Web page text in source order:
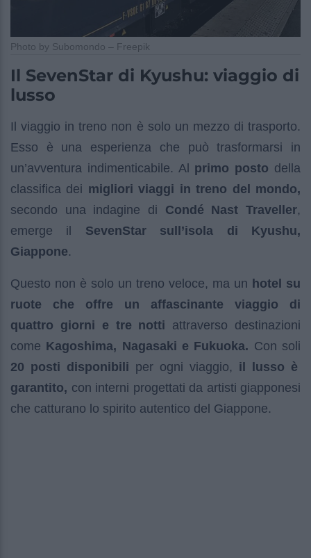
Photo by Subomondo – Freepik
Il SevenStar di Kyushu: viaggio di
lusso
Il viaggio in treno non è solo un mezzo di trasporto.
Esso è una esperienza che può trasformarsi in
un’avventura indimenticabile. Al primo posto della
classifica dei migliori viaggi in treno del mondo,
secondo una indagine di Condé Nast Traveller,
emerge il SevenStar
sull’isola di Kyushu,
Giappone.
Questo non è solo un treno veloce, ma un hotel su
ruote che offre un affascinante viaggio di
quattro giorni e tre notti attraverso destinazioni
come Kagoshima, Nagasaki e Fukuoka. Con soli
20 posti disponibili per ogni viaggio, il lusso è
garantito, con interni progettati da artisti giapponesi
che catturano lo spirito autentico del Giappone.